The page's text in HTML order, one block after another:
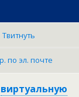
Твитнуть
по эл. почте
виртуальную